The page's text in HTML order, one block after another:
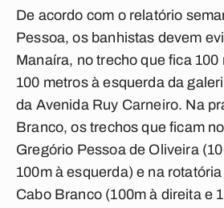
De acordo com o relatório
Pessoa, os banhistas devem
Manaíra, no trecho que fica 100
100 metros à esquerda da
da Avenida Ruy Carneiro. Na
Branco, os trechos que ficam
Gregório Pessoa de Oliveira
100m à esquerda) e na
Cabo Branco (100m à direita e